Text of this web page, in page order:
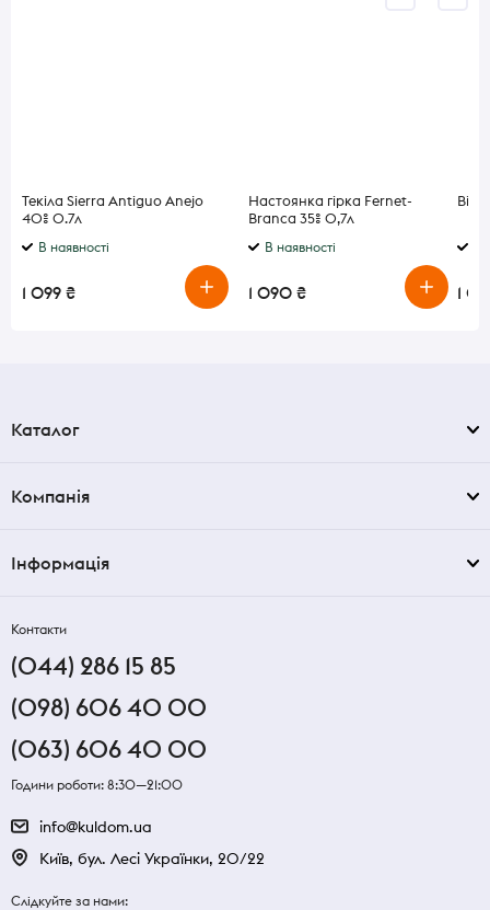
Текіла Sierra Antiguo Anejo
40% 0.7л
В наявності
1 099 ₴
Настоянка гірка Fernet-
Branca 35% 0,7л
В наявності
1 090 ₴ 1
Каталог
Компанія
Інформація
Контакти
(044) 286 15 85
(098) 606 40 00
(063) 606 40 00
Години роботи: 8:30—21:00
info@kuldom.ua
Київ, бул. Лесі Українки, 20/22
Слідкуйте за нами: